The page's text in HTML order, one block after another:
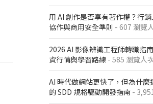
用 AI 創作是否享有著作權？行
協作與商用安全準則 - 607 瀏覽
2026 AI 影像辨識工程師轉職指
資行情與學習路線 - 585 瀏覽人
AI 時代做網站更快了，但為什
的 SDD 規格驅動開發指南 -